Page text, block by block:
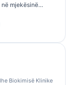
në mjekësinë
Ajo mban
klinike dhe ka
dhe
Biokimisë Klinike